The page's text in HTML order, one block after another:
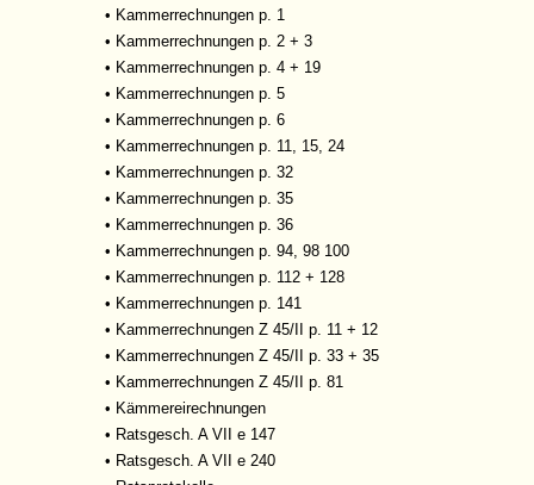
• Kammerrechnungen p. 1
• Kammerrechnungen p. 2 + 3
• Kammerrechnungen p. 4 + 19
• Kammerrechnungen p. 5
• Kammerrechnungen p. 6
• Kammerrechnungen p. 11, 15, 24
• Kammerrechnungen p. 32
• Kammerrechnungen p. 35
• Kammerrechnungen p. 36
• Kammerrechnungen p. 94, 98 100
• Kammerrechnungen p. 112 + 128
• Kammerrechnungen p. 141
• Kammerrechnungen Z 45/II p. 11 + 12
• Kammerrechnungen Z 45/II p. 33 + 35
• Kammerrechnungen Z 45/II p. 81
• Kämmereirechnungen
• Ratsgesch. A VII e 147
• Ratsgesch. A VII e 240